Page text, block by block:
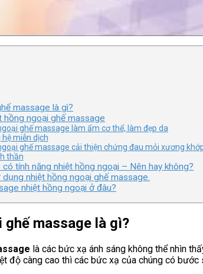
massage là gì?
hồng ngoại ghế massage
ghế massage làm ấm cơ thể, làm đẹp da
miễn dịch
ghế massage cải thiện chứng đau mỏi xương
thần
tính năng nhiệt hồng ngoại – Nên hay không?
nhiệt hồng ngoại ghế massage.
nhiệt hồng ngoại ở đâu?
ghế massage là gì?
là các bức xạ ánh sáng không thể nhìn
độ càng cao thì các bức xạ của chúng có bước